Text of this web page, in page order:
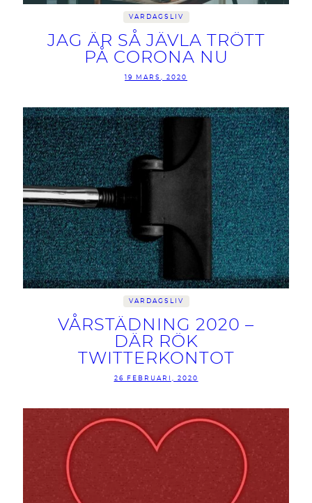
VARDAGSLIV
JAG ÄR SÅ JÄVLA TRÖTT
PÅ CORONA NU
19 MARS, 2020
VARDAGSLIV
VÅRSTÄDNING 2020 –
DÄR RÖK
TWITTERKONTOT
26 FEBRUARI, 2020